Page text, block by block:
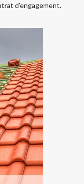
d’engagement.